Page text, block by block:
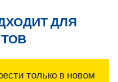
ДЛЯ
только в новом